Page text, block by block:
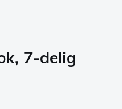
7-delig